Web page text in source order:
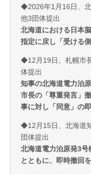
◆2026年1月16日、北
他3団体提出
北海道における日本
指定に戻し「受ける
◆12月19日、札幌市
体提出
知事の北海道電力泊
市長の「尊重発言」
事に対し「同意」の
◆12月15日、北海道
団体提出
北海道電力泊原発3
とともに、即時撤回